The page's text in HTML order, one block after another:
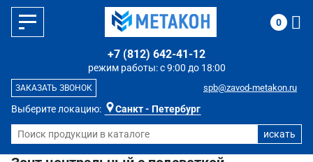
Выберите локацию: Санкт - Петербург
режим работы: с 9:00 до 18:00
+7 (812) 642-41-12
spb@zavod-metakon.ru
ЗАКАЗАТЬ ЗВОНОК
0